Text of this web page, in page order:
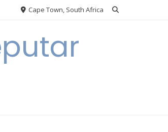
Cape Town, South Africa